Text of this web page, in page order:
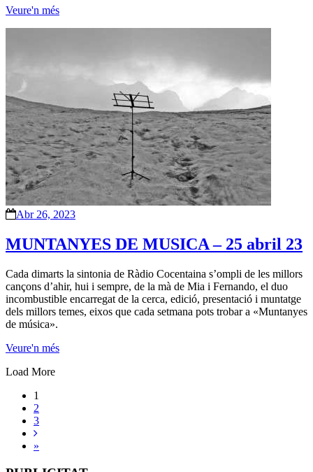
Veure'n més
Abr 26, 2023
MUNTANYES DE MUSICA – 25 abril 23
Cada dimarts la sintonia de Ràdio Cocentaina s’ompli de les millors
cançons d’ahir, hui i sempre, de la mà de Mia i Fernando, el duo
incombustible encarregat de la cerca, edició, presentació i muntatge
dels millors temes, eixos que cada setmana pots trobar a «Muntanyes
de música».
Veure'n més
Load More
1
2
3
»